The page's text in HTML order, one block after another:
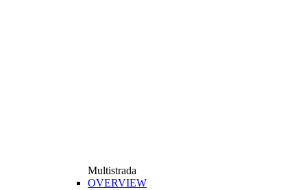
Multistrada
OVERVIEW